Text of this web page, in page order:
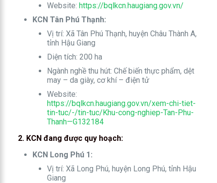
Website: https://bqlkcn.haugiang.gov.vn/
KCN Tân Phú Thạnh:
Vị trí: Xã Tân Phú Thạnh, huyện Châu Thành A,
tỉnh Hậu Giang
Diện tích: 200 ha
Ngành nghề thu hút: Chế biến thực phẩm, dệt
may – da giày, cơ khí – điện tử
Website:
https://bqlkcn.haugiang.gov.vn/xem-chi-tiet-
tin-tuc/-/tin-tuc/Khu-cong-nghiep-Tan-Phu-
Thanh—G132184
2. KCN đang được quy hoạch:
KCN Long Phú 1:
Vị trí: Xã Long Phú, huyện Long Phú, tỉnh Hậu
Giang